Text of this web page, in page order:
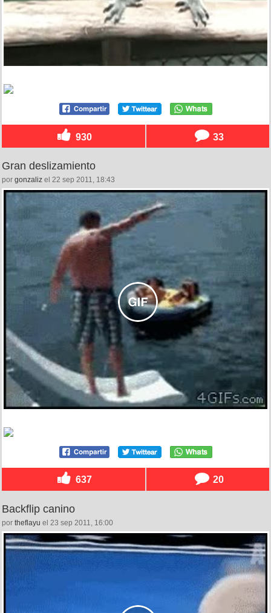
930 33
Gran deslizamiento
por gonzaliz el 22 sep 2011, 18:43
637 20
Backflip canino
por theflayu el 23 sep 2011, 16:00